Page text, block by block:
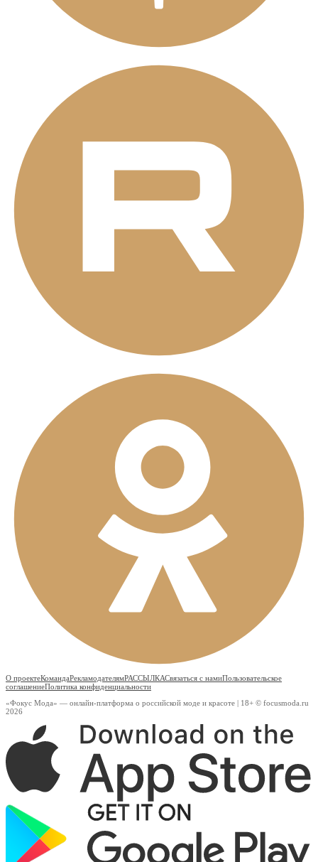
О проектеКомандаРекламодателямРАССЫЛКАСвязаться с намиПользовательское
соглашениеПолитика конфиденциальности
«Фокус Мода» — онлайн-платформа о российской моде и красоте | 18+ © focusmoda.ru
2026